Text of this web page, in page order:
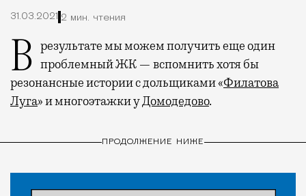
31.03.2021 2 мин. чтения
В результате мы можем получить еще один проблемный ЖК — вспомнить хотя бы
резонансные истории с дольщиками «Филатова
Луга» и многоэтажки уДомодедово.
ПРОДОЛЖЕНИЕ НИЖЕ